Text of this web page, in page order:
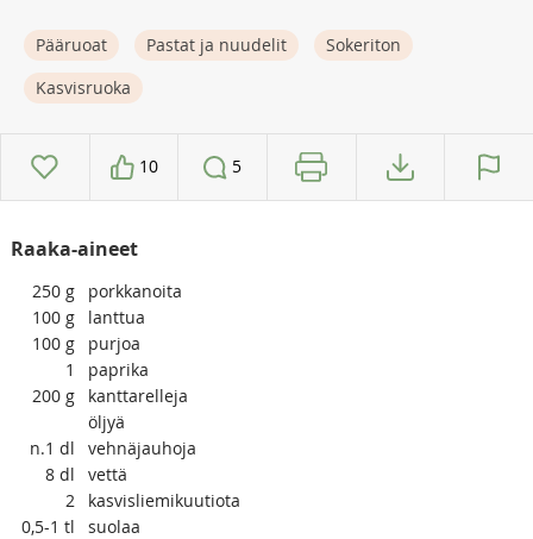
Pääruoat Pastat ja nuudelit
Sokeriton
Kasvisruoka
10 5
Raaka-aineet
250 g
porkkanoita
100 g
lanttua
100 g
purjoa
1
paprika
200 g
kanttarelleja
öljyä
n.1 dl
vehnäjauhoja
8 dl
vettä
2
kasvisliemikuutiota
0,5-1 tl
suolaa